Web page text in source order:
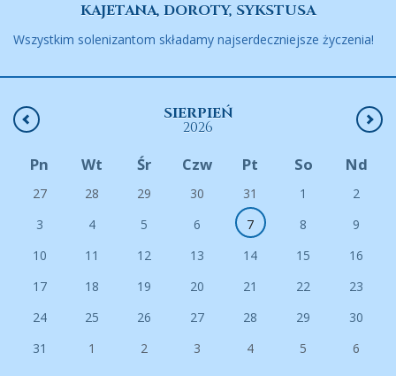
KAJETANA, DOROTY, SYKSTUSA
Wszystkim solenizantom składamy najserdeczniejsze życzenia!
SIERPIEŃ
2026
Pn Wt Śr Czw Pt So Nd
27 28 29 30 31 1
2
3
4 5 6 7 8
9
10
11 12 13 14 15
16
17
18 19 20 21 22
23
24
25 26 27 28 29
30
31
1 2 3 4 5 6